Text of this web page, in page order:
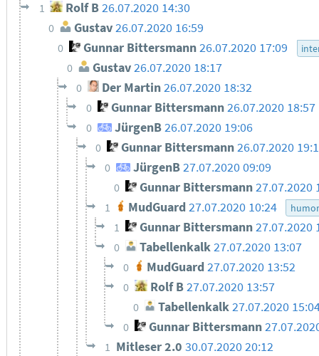
1 Rolf B26.07.2020 14:30
0 Gustav 26.07.2020 16:59
0 Gunnar Bittersmann26.07.2020 17:09
0 Gustav26.07.2020 18:17
0 Der Martin26.07.2020 18:32
0 Gunnar Bittersmann26.07.2020 18:57
0 JürgenB 26.07.2020 19:06
0 Gunnar Bittersmann 26.07.2020
0 JürgenB27.07.2020 09:09
0 Gunnar Bittersmann27.07.2020
1 MudGuard 27.07.2020 10:24 humor
1 Gunnar Bittersmann27.07.2020
0 Tabellenkalk27.07.2020 13:07
0 MudGuard 27.07.2020 13:52
0 Rolf B27.07.2020 13:57
0 Tabellenkalk27.07.2020
0 Gunnar Bittersmann
1 Mitleser 2.0 30.07.2020 20:12